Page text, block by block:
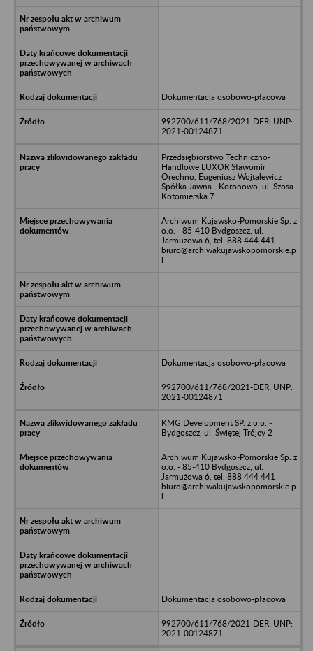
Dokumentacja osobowo-płacowa
992700/611/768/2021-DER; UNP:
2021-00124871
Przedsiębiorstwo Techniczno-
Handlowe LUXOR Sławomir
Orechno, Eugeniusz Wojtalewicz
Spółka Jawna - Koronowo, ul. Szosa
Kotomierska 7
Archiwum Kujawsko-Pomorskie Sp. z
o.o. - 85-410 Bydgoszcz, ul.
Jarmużowa 6, tel. 888 444 441
biuro@archiwakujawskopomorskie.p
l
Dokumentacja osobowo-płacowa
992700/611/768/2021-DER; UNP:
2021-00124871
KMG Development SP. z o.o. -
Bydgoszcz, ul. Świętej Trójcy 2
Archiwum Kujawsko-Pomorskie Sp. z
o.o. - 85-410 Bydgoszcz, ul.
Jarmużowa 6, tel. 888 444 441
biuro@archiwakujawskopomorskie.p
l
Dokumentacja osobowo-płacowa
992700/611/768/2021-DER; UNP:
2021-00124871